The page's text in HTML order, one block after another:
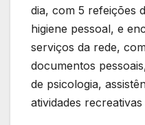
dia, com 5 refeições
higiene pessoal, e
serviços da rede,
documentos
de psicologia,
atividades